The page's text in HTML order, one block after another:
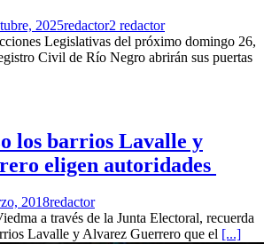
2025redactor2 redactor
Legislativas del próximo domingo 26,
Civil de Río Negro abrirán sus puertas
los barrios Lavalle y
eligen autoridades
2018redactor
a través de la Junta Electoral, recuerda
Lavalle y Alvarez Guerrero que el [...]